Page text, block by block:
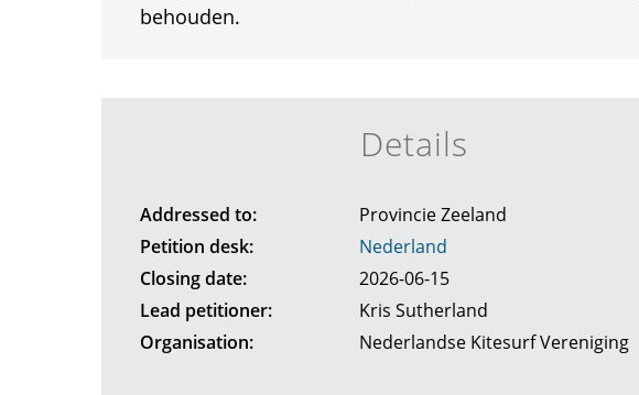
behouden.
Details
Addressed to:
Provincie Zeeland
Petition desk:
Nederland
Closing date:
2026-06-15
Lead petitioner:
Kris Sutherland
Organisation:
Nederlandse Kitesurf Vereniging